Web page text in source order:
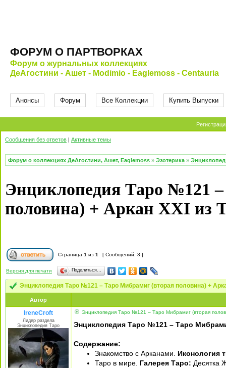
ФОРУМ О ПАРТВОРКАХ
Форум о журнальных коллекциях
ДеАгостини - Ашет - Modimio - Eaglemoss - Centauria
Анонсы Форум Все Коллекции Купить Выпуски
Сообщения без ответов | Активные темы
Форум о коллекциях ДеАгостини, Ашет, Eaglemoss » Эзотерика »
Энциклопедия Таро №121
половина) + Аркан XXI из
Страница 1 из 1 [ Сообщений: 3 ]
Версия для печати Поделиться…
Энциклопедия Таро №121 – Таро Мибрамиг (вторая половина) +
Автор
IreneCroft
Лидер раздела
Энциклопедия Таро
Энциклопедия Таро №121 – Таро Мибрамиг (вторая
Энциклопедия Таро №121 – Таро
Содержание:
Знакомство с Арканами. Иконология
Таро в мире. Галерея Таро: Десятка